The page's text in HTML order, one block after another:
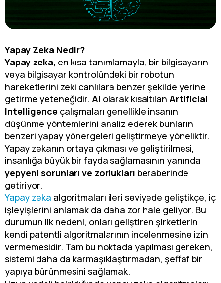
Yapay Zeka Nedir?
Yapay zeka, en kısa tanımlamayla, bir bilgisayarın
veya bilgisayar kontrolündeki bir robotun
hareketlerini zeki canlılara benzer şekilde yerine
getirme yeteneğidir. AI olarak kısaltılan Artificial
Intelligence çalışmaları genellikle insanın
düşünme yöntemlerini analiz ederek bunların
benzeri yapay yönergeleri geliştirmeye yöneliktir.
Yapay zekanın ortaya çıkması ve geliştirilmesi,
insanlığa büyük bir fayda sağlamasının yanında
yepyeni sorunları ve zorlukları beraberinde
getiriyor.
Yapay zeka algoritmaları ileri seviyede geliştikçe, iç
işleyişlerini anlamak da daha zor hale geliyor. Bu
durumun ilk nedeni, onları geliştiren şirketlerin
kendi patentli algoritmalarının incelenmesine izin
vermemesidir. Tam bu noktada yapılması gereken,
sistemi daha da karmaşıklaştırmadan, şeffaf bir
yapıya bürünmesini sağlamak.